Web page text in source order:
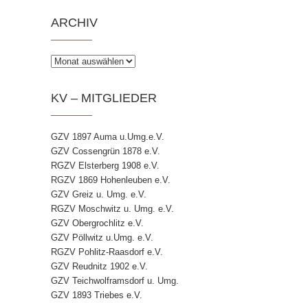
ARCHIV
Archiv
KV – MITGLIEDER
GZV 1897 Auma u.Umg.e.V.
GZV Cossengrün 1878 e.V.
RGZV Elsterberg 1908 e.V.
RGZV 1869 Hohenleuben e.V.
GZV Greiz u. Umg. e.V.
RGZV Moschwitz u. Umg. e.V.
GZV Obergrochlitz e.V.
GZV Pöllwitz u.Umg. e.V.
RGZV Pohlitz-Raasdorf e.V.
GZV Reudnitz 1902 e.V.
GZV Teichwolframsdorf u. Umg.
GZV 1893 Triebes e.V.